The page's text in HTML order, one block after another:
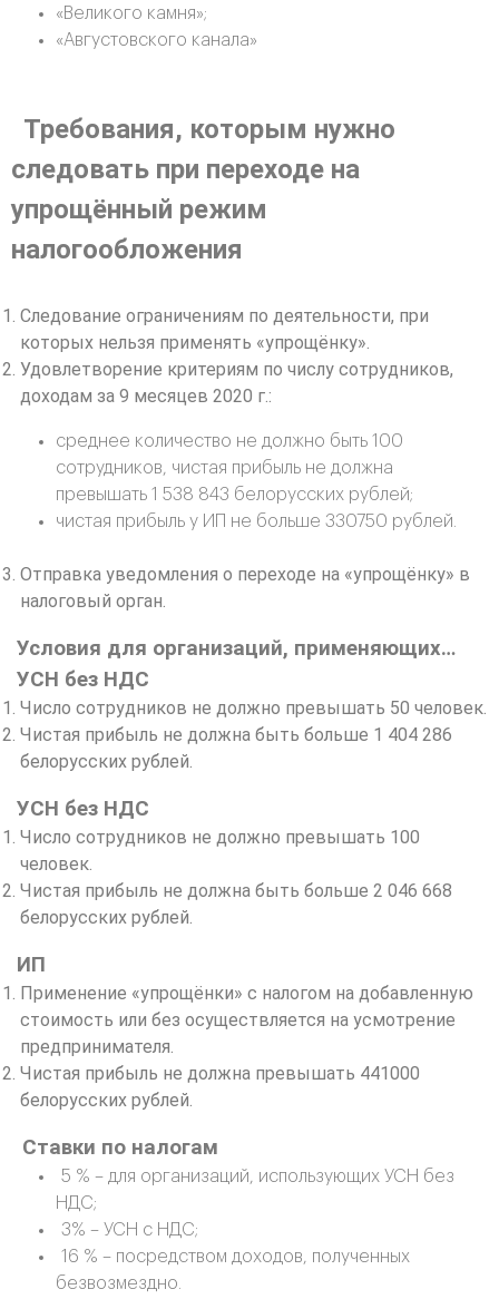
«Великого камня»;
«Августовского канала»
Требования, которым нужно
следовать при переходе на
упрощённый режим
налогообложения
Следование ограничениям по деятельности, при
которых нельзя применять «упрощёнку».
Удовлетворение критериям по числу сотрудников,
доходам за 9 месяцев 2020 г.:
среднее количество не должно быть 100
сотрудников, чистая прибыль не должна
превышать 1 538 843 белорусских рублей;
чистая прибыль у ИП не больше 330750 рублей.
Отправка уведомления о переходе на «упрощёнку» в
налоговый орган.
Условия для организаций, применяющих…
УСН без НДС
Число сотрудников не должно превышать 50 человек.
Чистая прибыль не должна быть больше 1 404 286
белорусских рублей.
УСН без НДС
Число сотрудников не должно превышать 100
человек.
Чистая прибыль не должна быть больше 2 046 668
белорусских рублей.
ИП
Применение «упрощёнки» с налогом на добавленную
стоимость или без осуществляется на усмотрение
предпринимателя.
Чистая прибыль не должна превышать 441000
белорусских рублей.
Ставки по налогам
5 % – для организаций, использующих УСН без
НДС;
3% – УСН с НДС;
16 % – посредством доходов, полученных
безвозмездно.